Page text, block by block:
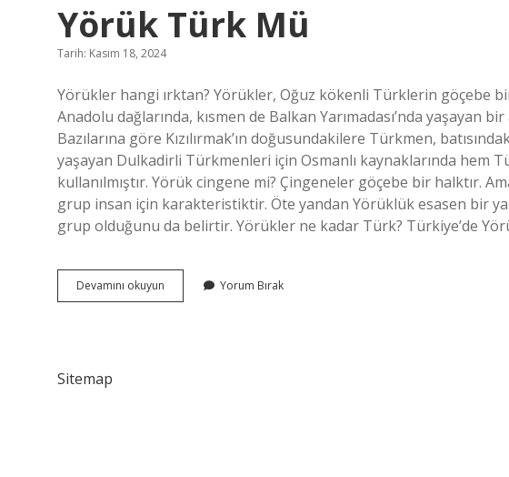
Yörük Türk Mü
Tarih: Kasım 18, 2024
Yörükler hangi ırktan? Yörükler, Oğuz kökenli Türklerin göçebe
Anadolu dağlarında, kısmen de Balkan Yarımadası’nda yaşayan
Bazılarına göre Kızılırmak’ın doğusundakilere Türkmen,
yaşayan Dulkadirli Türkmenleri için Osmanlı kaynaklarında hem
kullanılmıştır. Yörük cingene mi? Çingeneler göçebe bir halktır.
grup insan için karakteristiktir. Öte yandan Yörüklük esasen bir
grup olduğunu da belirtir. Yörükler ne kadar Türk? Türkiye’de
Devamını okuyun
Türk
Yorum Bırak
Sitemap